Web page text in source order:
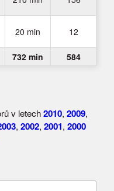
20 min 12
732 min 584
v letech2010, 2009,
, 2002, 2001, 2000